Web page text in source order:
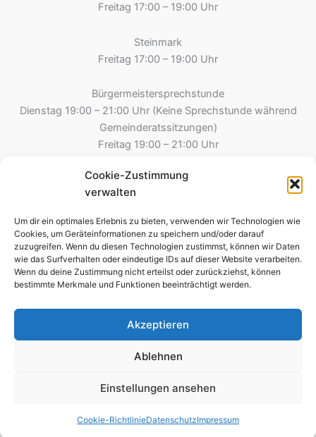
Cookie-Zustimmung
verwalten
Um dir ein optimales Erlebnis zu bieten, verwenden wir Technologien wie
Cookies, um Geräteinformationen zu speichern und/oder darauf
zuzugreifen. Wenn du diesen Technologien zustimmst, können wir Daten
wie das Surfverhalten oder eindeutige IDs auf dieser Website verarbeiten.
Wenn du deine Zustimmung nicht erteilst oder zurückziehst, können
bestimmte Merkmale und Funktionen beeinträchtigt werden.
Akzeptieren
Ablehnen
Einstellungen ansehen
Cookie-RichtlinieDatenschutzImpressum
Freitag 17:00 – 19:00 Uhr
Steinmark
Freitag 17:00 – 19:00 Uhr
Bürgermeistersprechstunde
Dienstag 19:00 – 21:00 Uhr (Keine Sprechstunde während
Gemeinderatssitzungen)
Freitag 19:00 – 21:00 Uhr
Gemeinde Esselbach
Hauptstraße 8
Tel.: 09394 – 2213
09394 – 8275 (Steinmark)
Fax: 09394-995790
E-Mail: kontakt@esselbach-online.de
Copyright © 2026 Gemeinde Esselbach
Datenschutz